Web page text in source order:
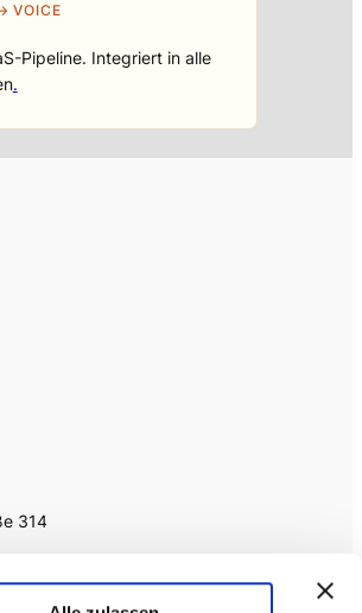
VOICE
Pipeline. Integriert in alle
.
314
1177